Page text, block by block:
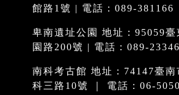
館路1號 | 電話：089-381166
卑南遺址公園 地址：95059臺
園路200號 | 電話：089-
南科考古館 地址：74147臺南
科三路10號 ｜ 電話：06-